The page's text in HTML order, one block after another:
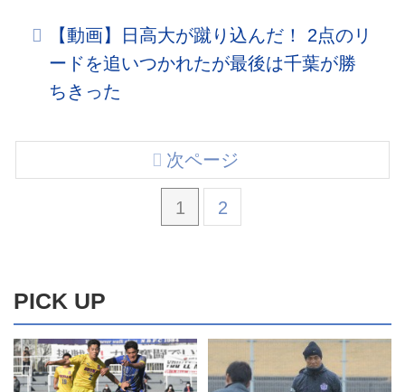
【動画】日高大が蹴り込んだ！ 2点のリ
ードを追いつかれたが最後は千葉が勝
ちきった
1 2
次ページ
PICK UP